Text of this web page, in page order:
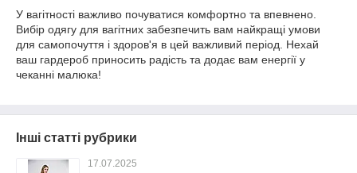
У вагітності важливо почуватися комфортно та впевнено.
Вибір одягу для вагітних забезпечить вам найкращі умови
для самопочуття і здоров'я в цей важливий період. Нехай
ваш гардероб приносить радість та додає вам енергії у
чеканні малюка!
Інші статті рубрики
17.07.2025